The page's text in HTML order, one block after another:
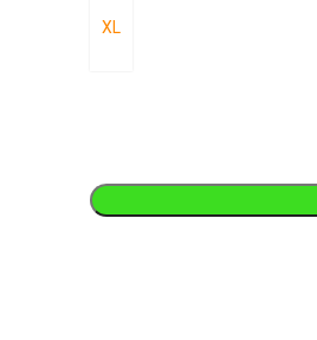
XL